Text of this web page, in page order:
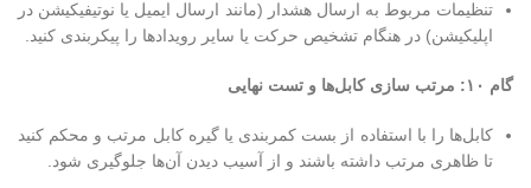
تنظیمات مربوط به ارسال هشدار (مانند ارسال ایمیل یا نوتیفیکیشن در
اپلیکیشن) در هنگام تشخیص حرکت یا سایر رویدادها را پیکربندی کنید.
گام ۱۰: مرتب سازی کابل‌ها و تست نهایی
کابل‌ها را با استفاده از بست کمربندی یا گیره کابل مرتب و محکم کنید
تا ظاهری مرتب داشته باشند و از آسیب دیدن آن‌ها جلوگیری شود.